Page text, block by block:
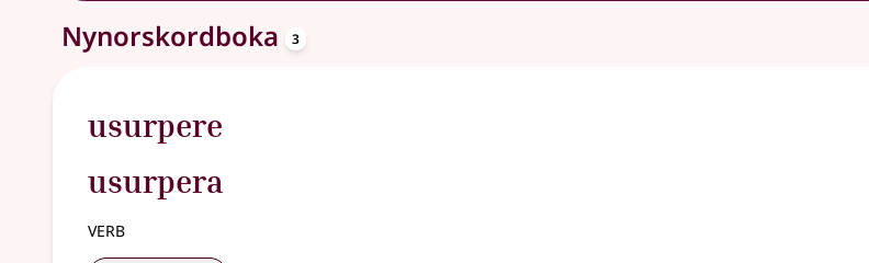
3 treff
Nynorskordboka 3
usurpere
usurpera
verb